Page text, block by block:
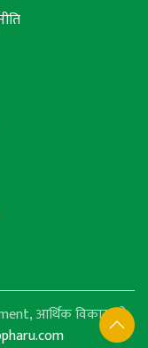
आर्थिक विकासको